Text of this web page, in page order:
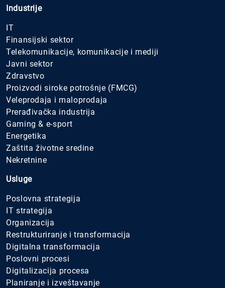
Industrije
IT
Finansijski sektor
Telekomunikacije, komunikacije i mediji
Javni sektor
Zdravstvo
Proizvodi siroke potrošnje (FMCG)
Veleprodaja i maloprodaja
Prerađivačka industrija
Gaming & e-sport
Energetika
Zaštita životne sredine
Nekretnine
Usluge
Poslovna strategija
IT strategija
Organizacija
Restrukturiranje i transformacija
Digitalna transformacija
Poslovni procesi
Digitalizacija procesa
Planiranje i izveštavanje